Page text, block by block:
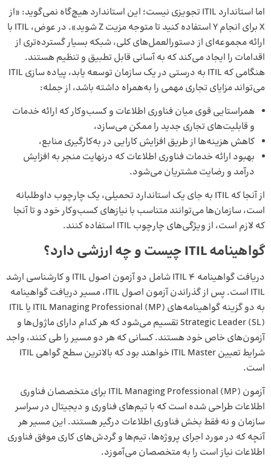
اما استاندارد ITIL تجویزی نیست؛ این استاندارد هیچ‌گاه نمی‌گوید: «از
X برای انجام Y استفاده کنید تا متوجه مزیت Z شوید». در عوض، ITIL با
ارائه مجموعه‌ای از دستورالعمل‌های کلی، شبکه بسیار گسترده‌تری از
اقدامات را ایجاد می‌کند که به آسانی قابل تطبیق و تنظیم هستند.
هنگامی که ITIL به درستی در یک سازمان توسعه یابد، پیاده سازی ITIL
می‌تواند مزایای تجاری مهمی را به‌همراه داشته باشد، از جمله:
همراستایی قوی‌ میان فناوری اطلاعات و کسب‌وکار که ارائه خدمات
و قابلیت‌های تجاری جدید را ممکن می‌سازد،
کاهش هزینه‌ها از طریق افزایش کارایی در به‌کارگیری منابع،
بهبود ارائه خدمات فناوری اطلاعات که درنهایت منجر به افزایش
درآمد و رضایت مشتریان می‌شود.
از آنجا که ITIL به جای یک استاندارد تحمیلی، یک چارچوب داوطلبانه
است، سازمان‌ها می‌توانند متناسب با نیازهای کسب‌وکار خود و تا آنجا
که لازم است، از ویژگی‌های چارچوب ITIL استفاده کنند.
گواهینامه ITIL چیست و چه ارزشی دارد؟
دریافت گواهینامه ITIL 4 شامل دو آزمون اصول ITIL و کارشناسی ارشد
ITIL است. پس از گذراندن آزمون اصول ITIL، مسیر دریافت گواهینامه
به دو گزینه گواهینامه‌های ITIL Managing Professional (MP) یا ITIL
Strategic Leader (SL) تقسیم می‌شود که هر کدام دارای ماژول‌ها و
آزمون‌های خاص خود هستند. کسانی که هر دو مسیر را طی کنند، واجد
شرایط تعیین ITIL Master خواهند بود که بالاترین سطح گواهی ITIL
است.
آزمون ITIL Managing Professional (MP) برای متخصصان فناوری
اطلاعات طراحی شده است که با تیم‌های فناوری و دیجیتال در سراسر
سازمان و نه فقط بخش فناوری اطلاعات درگیر هستند. این مسیر هر
آنچه که در مورد اجرای پروژه‌ها، تیم‌ها و گردش‌های کاری موفق فناوری
اطلاعات نیاز است را به متخصصان می‌آموزد.